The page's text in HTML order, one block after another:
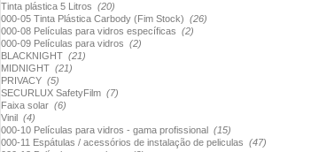
Tinta plástica 5 Litros (20)
000-05 Tinta Plástica Carbody (Fim Stock) (26)
000-08 Películas para vidros específicas (2)
000-09 Películas para vidros (2)
BLACKNIGHT (21)
MIDNIGHT (21)
PRIVACY (5)
SECURLUX SafetyFilm (7)
Faixa solar (6)
Vinil (4)
000-10 Películas para vidros - gama profissional (15)
000-11 Espátulas / acessórios de instalação de peliculas (47)